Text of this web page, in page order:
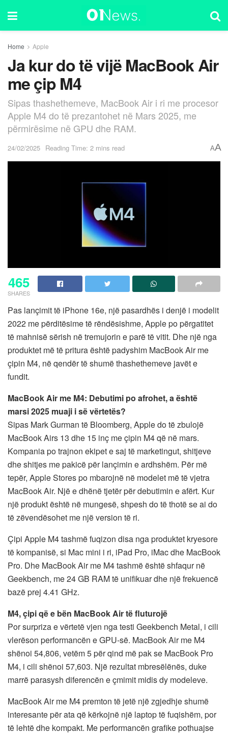
Home Apple
Ja kur do të vijë MacBook Air
me çip M4
Sipas thashethemeve, MacBook Air i ri me procesor
Apple M4 do të prezantohet në Mars 2025, me
përmirësime në GPU dhe RAM.
24/02/2025 Reading Time: 2 mins read AA
465
SHARES
Pas lançimit të iPhone 16e, një pasardhës i denjë i modelit
2022 me përditësime të rëndësishme, Apple po përgatitet
të mahnisë sërish në tremujorin e parë të vitit. Dhe një nga
produktet më të pritura është padyshim MacBook Air me
çipin M4, në qendër të shumë thashethemeve javët e
fundit.
MacBook Air me M4: Debutimi po afrohet, a është
marsi 2025 muaji i së vërtetës?
Sipas Mark Gurman të Bloomberg, Apple do të zbulojë
MacBook Airs 13 dhe 15 inç me çipin M4 që në mars.
Kompania po trajnon ekipet e saj të marketingut, shitjeve
dhe shitjes me pakicë për lançimin e ardhshëm. Për më
tepër, Apple Stores po mbarojnë në modelet më të vjetra
MacBook Air. Një e dhënë tjetër për debutimin e afërt. Kur
një produkt është në mungesë, shpesh do të thotë se ai do
të zëvendësohet me një version të ri.
Çipi Apple M4 tashmë fuqizon disa nga produktet kryesore
të kompanisë, si Mac mini i ri, iPad Pro, iMac dhe MacBook
Pro. Dhe MacBook Air me M4 tashmë është shfaqur në
Geekbench, me 24 GB RAM të unifikuar dhe një frekuencë
bazë prej 4.41 GHz.
M4, çipi që e bën MacBook Air të fluturojë
Por surpriza e vërtetë vjen nga testi Geekbench Metal, i cili
vlerëson performancën e GPU-së. MacBook Air me M4
shënoi 54,806, vetëm 5 për qind më pak se MacBook Pro
M4, i cili shënoi 57,603. Një rezultat mbresëlënës, duke
marrë parasysh diferencën e çmimit midis dy modeleve.
MacBook Air me M4 premton të jetë një zgjedhje shumë
interesante për ata që kërkojnë një laptop të fuqishëm, por
të lehtë dhe kompakt. Me performancën grafike pothuajse